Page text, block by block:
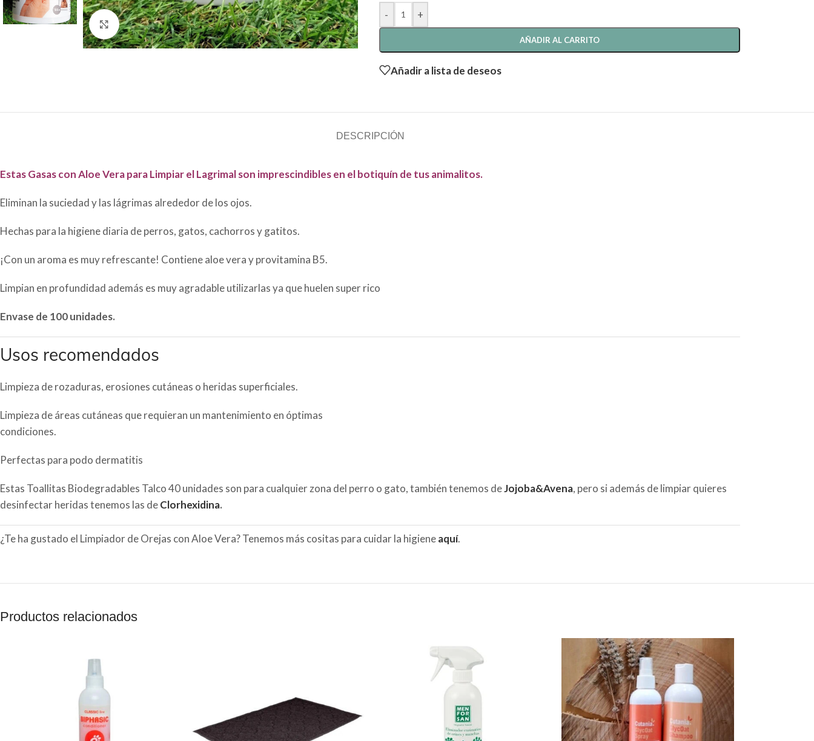
Haga Click para agrandar
- +
AÑADIR AL CARRITO
Añadir a lista de deseos
DESCRIPCIÓN
Estas Gasas con Aloe Vera para Limpiar el Lagrimal son imprescindibles en el botiquín de tus animalitos.
Eliminan la suciedad y las lágrimas alrededor de los ojos.
Hechas para la higiene diaria de perros, gatos, cachorros y gatitos.
¡Con un aroma es muy refrescante! Contiene aloe vera y provitamina B5.
Limpian en profundidad además es muy agradable utilizarlas ya que huelen super rico
Envase de 100 unidades.
Usos recomendados
Limpieza de rozaduras, erosiones cutáneas o heridas superficiales.
Limpieza de áreas cutáneas que requieran un mantenimiento en óptimas
condiciones.
Perfectas para podo dermatitis
Estas Toallitas Biodegradables Talco 40 unidades son para cualquier zona del perro o gato, también tenemos deJojoba&Avena, pero si además de limpiar quieres
desinfectar heridas tenemos las deClorhexidina.
¿Te ha gustado el Limpiador de Orejas con Aloe Vera? Tenemos más cositas para cuidar la higieneaquí.
Productos relacionados